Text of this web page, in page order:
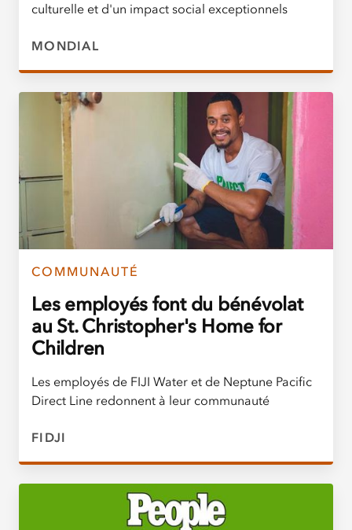
culturelle et d'un impact social exceptionnels
MONDIAL
COMMUNAUTÉ
Les employés font du bénévolat
au St. Christopher's Home for
Children
Les employés de FIJI Water et de Neptune Pacific
Direct Line redonnent à leur communauté
FIDJI